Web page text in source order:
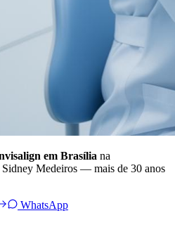
em Brasília na
Medeiros — mais de 30 anos
WhatsApp